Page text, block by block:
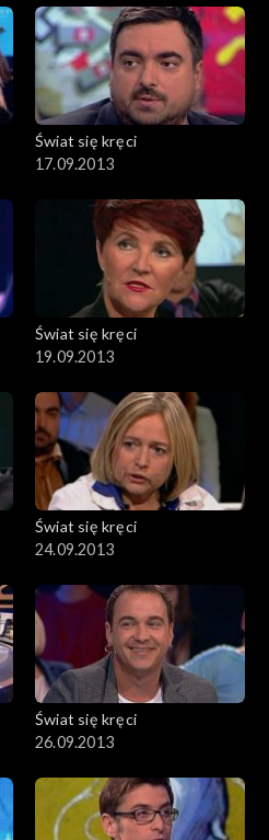
Świat się kręci
17.09.2013
Świat się kręci
19.09.2013
Świat się kręci
24.09.2013
Świat się kręci
26.09.2013